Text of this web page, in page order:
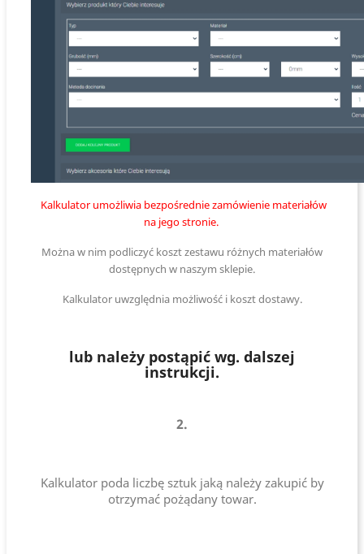
Kalkulator umożliwia bezpośrednie zamówienie materiałów
na jego stronie.
Można w nim podliczyć koszt zestawu różnych materiałów
dostępnych w naszym sklepie.
Kalkulator uwzględnia możliwość i koszt dostawy.
lub należy postąpić wg. dalszej
instrukcji.
2.
Kalkulator poda liczbę sztuk jaką należy zakupić by
otrzymać pożądany towar.